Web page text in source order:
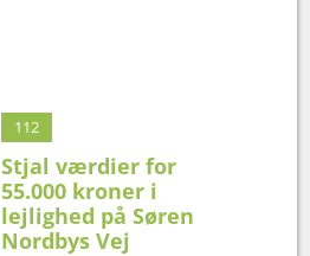
112
Stjal værdier for
55.000 kroner i
lejlighed på Søren
Nordbys Vej